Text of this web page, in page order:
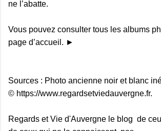
ne l’abatte.
Vous pouvez consulter tous les albums
page d’accueil. ►
Sources : Photo ancienne noir et blanc
© https://www.regardsetviedauvergne.fr.
Regards et Vie d'Auvergne le blog de